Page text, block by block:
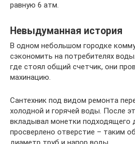
равную 6 атм.
Невыдуманная история
В одном небольшом городке
сэкономить на потребителях
где стоял общий счетчик, они
махинацию.
Сантехник под видом ремонта
холодной и горячей воды. После
вкладывал монетки подходящего
просверлено отверстие – таким